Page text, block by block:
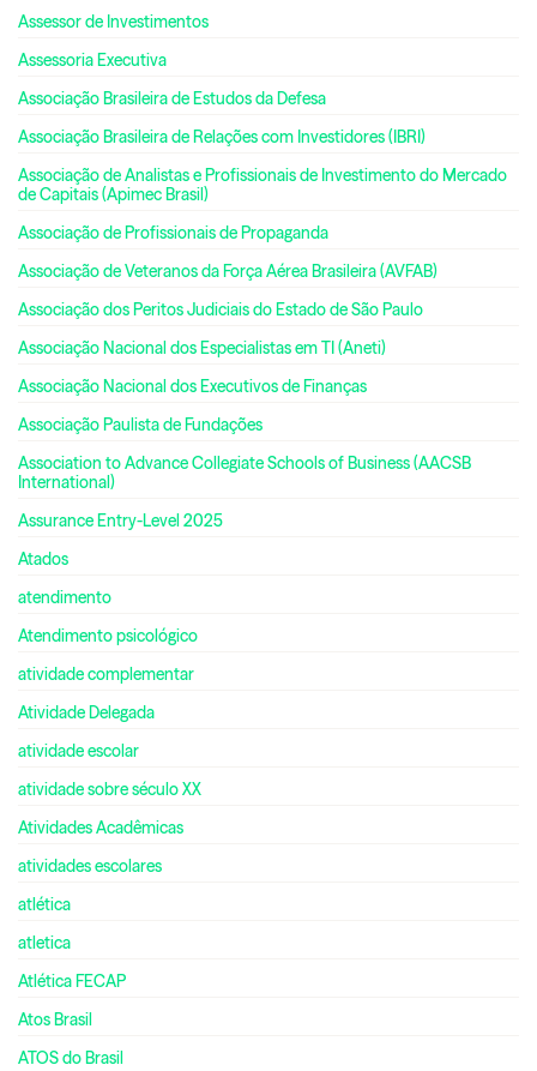
Assessor de Investimentos
Assessoria Executiva
Associação Brasileira de Estudos da Defesa
Associação Brasileira de Relações com Investidores (IBRI)
Associação de Analistas e Profissionais de Investimento do Mercado
de Capitais (Apimec Brasil)
Associação de Profissionais de Propaganda
Associação de Veteranos da Força Aérea Brasileira (AVFAB)
Associação dos Peritos Judiciais do Estado de São Paulo
Associação Nacional dos Especialistas em TI (Aneti)
Associação Nacional dos Executivos de Finanças
Associação Paulista de Fundações
Association to Advance Collegiate Schools of Business (AACSB
International)
Assurance Entry-Level 2025
Atados
atendimento
Atendimento psicológico
atividade complementar
Atividade Delegada
atividade escolar
atividade sobre século XX
Atividades Acadêmicas
atividades escolares
atlética
atletica
Atlética FECAP
Atos Brasil
ATOS do Brasil